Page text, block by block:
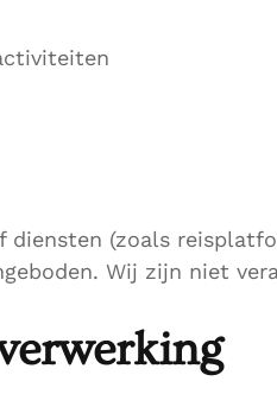
(zoals
Wij zijn niet